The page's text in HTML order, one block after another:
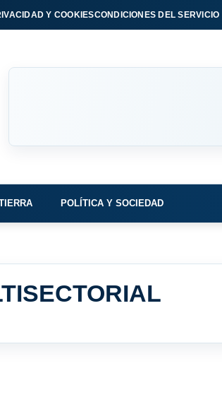
Y COOKIESCONDICIONES DEL SERVICIO
POLÍTICA Y SOCIEDAD